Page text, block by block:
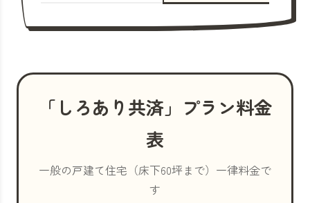
「しろあり共済」プラン料金
表
一般の戸建て住宅（床下60坪まで）一律料金で
す